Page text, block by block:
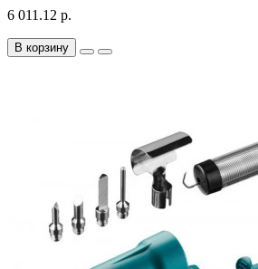
6 011.12 р.
В корзину